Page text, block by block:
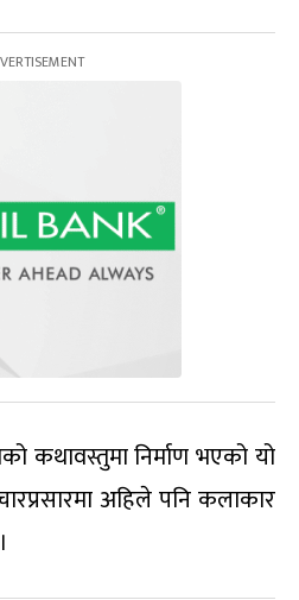
कथावस्तुमा निर्माण भएको यो
अहिले पनि कलाकार